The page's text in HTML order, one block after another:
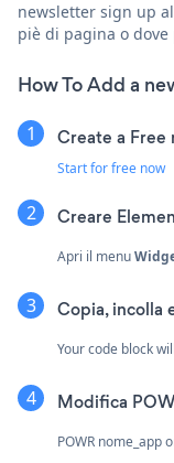
newsletter sign up
piè di pagina o
How To Add a
Create a
Start for free now
Creare
Apri il menu
Copia, incolla
Your code block
Modifica
POWR nome_app